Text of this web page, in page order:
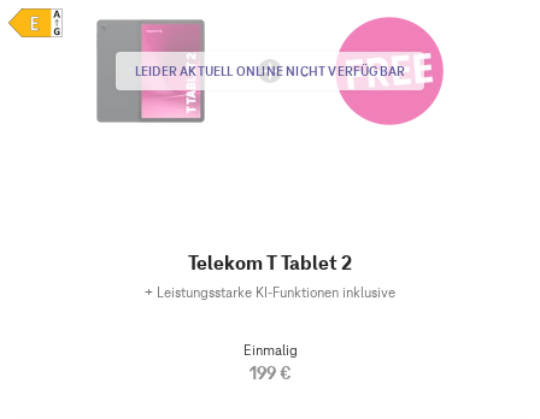
LEIDER AKTUELL ONLINE NICHT VERFÜGBAR
Telekom T Tablet 2
+ Leistungsstarke KI-Funktionen inklusive
Einmalig
199 €